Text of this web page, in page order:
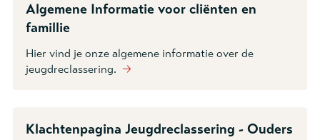
Algemene Informatie voor cliënten en
famillie
Hier vind je onze algemene informatie over de
jeugdreclassering. 🡢
Klachtenpagina Jeugdreclassering - Ouders